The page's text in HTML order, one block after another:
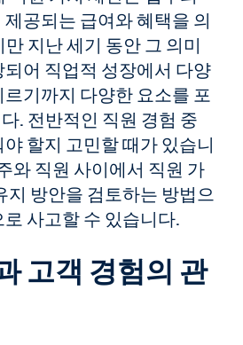
공되는 급여와 혜택을 의
지난 세기 동안 그 의미
어 직업적 성장에서 다양
기까지 다양한 요소를 포
. 전반적인 직원 경험 중
할지 고민할 때가 있습니
와 직원 사이에서 직원 가
지 방안을 검토하는 방법으
사고할 수 있습니다.
고객 경험의 관